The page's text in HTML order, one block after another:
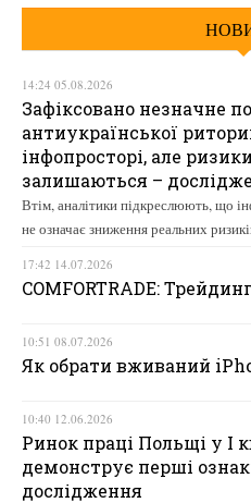
14:24 05.08.2026
Зафіксовано незначне
антиукраїнської
інфопросторі, але
залишаються –
Втім, аналітики підкреслюють, що
не означає зниження реальних
17:42 14.07.2026
COMFORTRADE:
10:51 08.07.2026
Як обрати вживаний
10:40 12.06.2026
Ринок праці Польщі у І
демонструє перші
дослідження